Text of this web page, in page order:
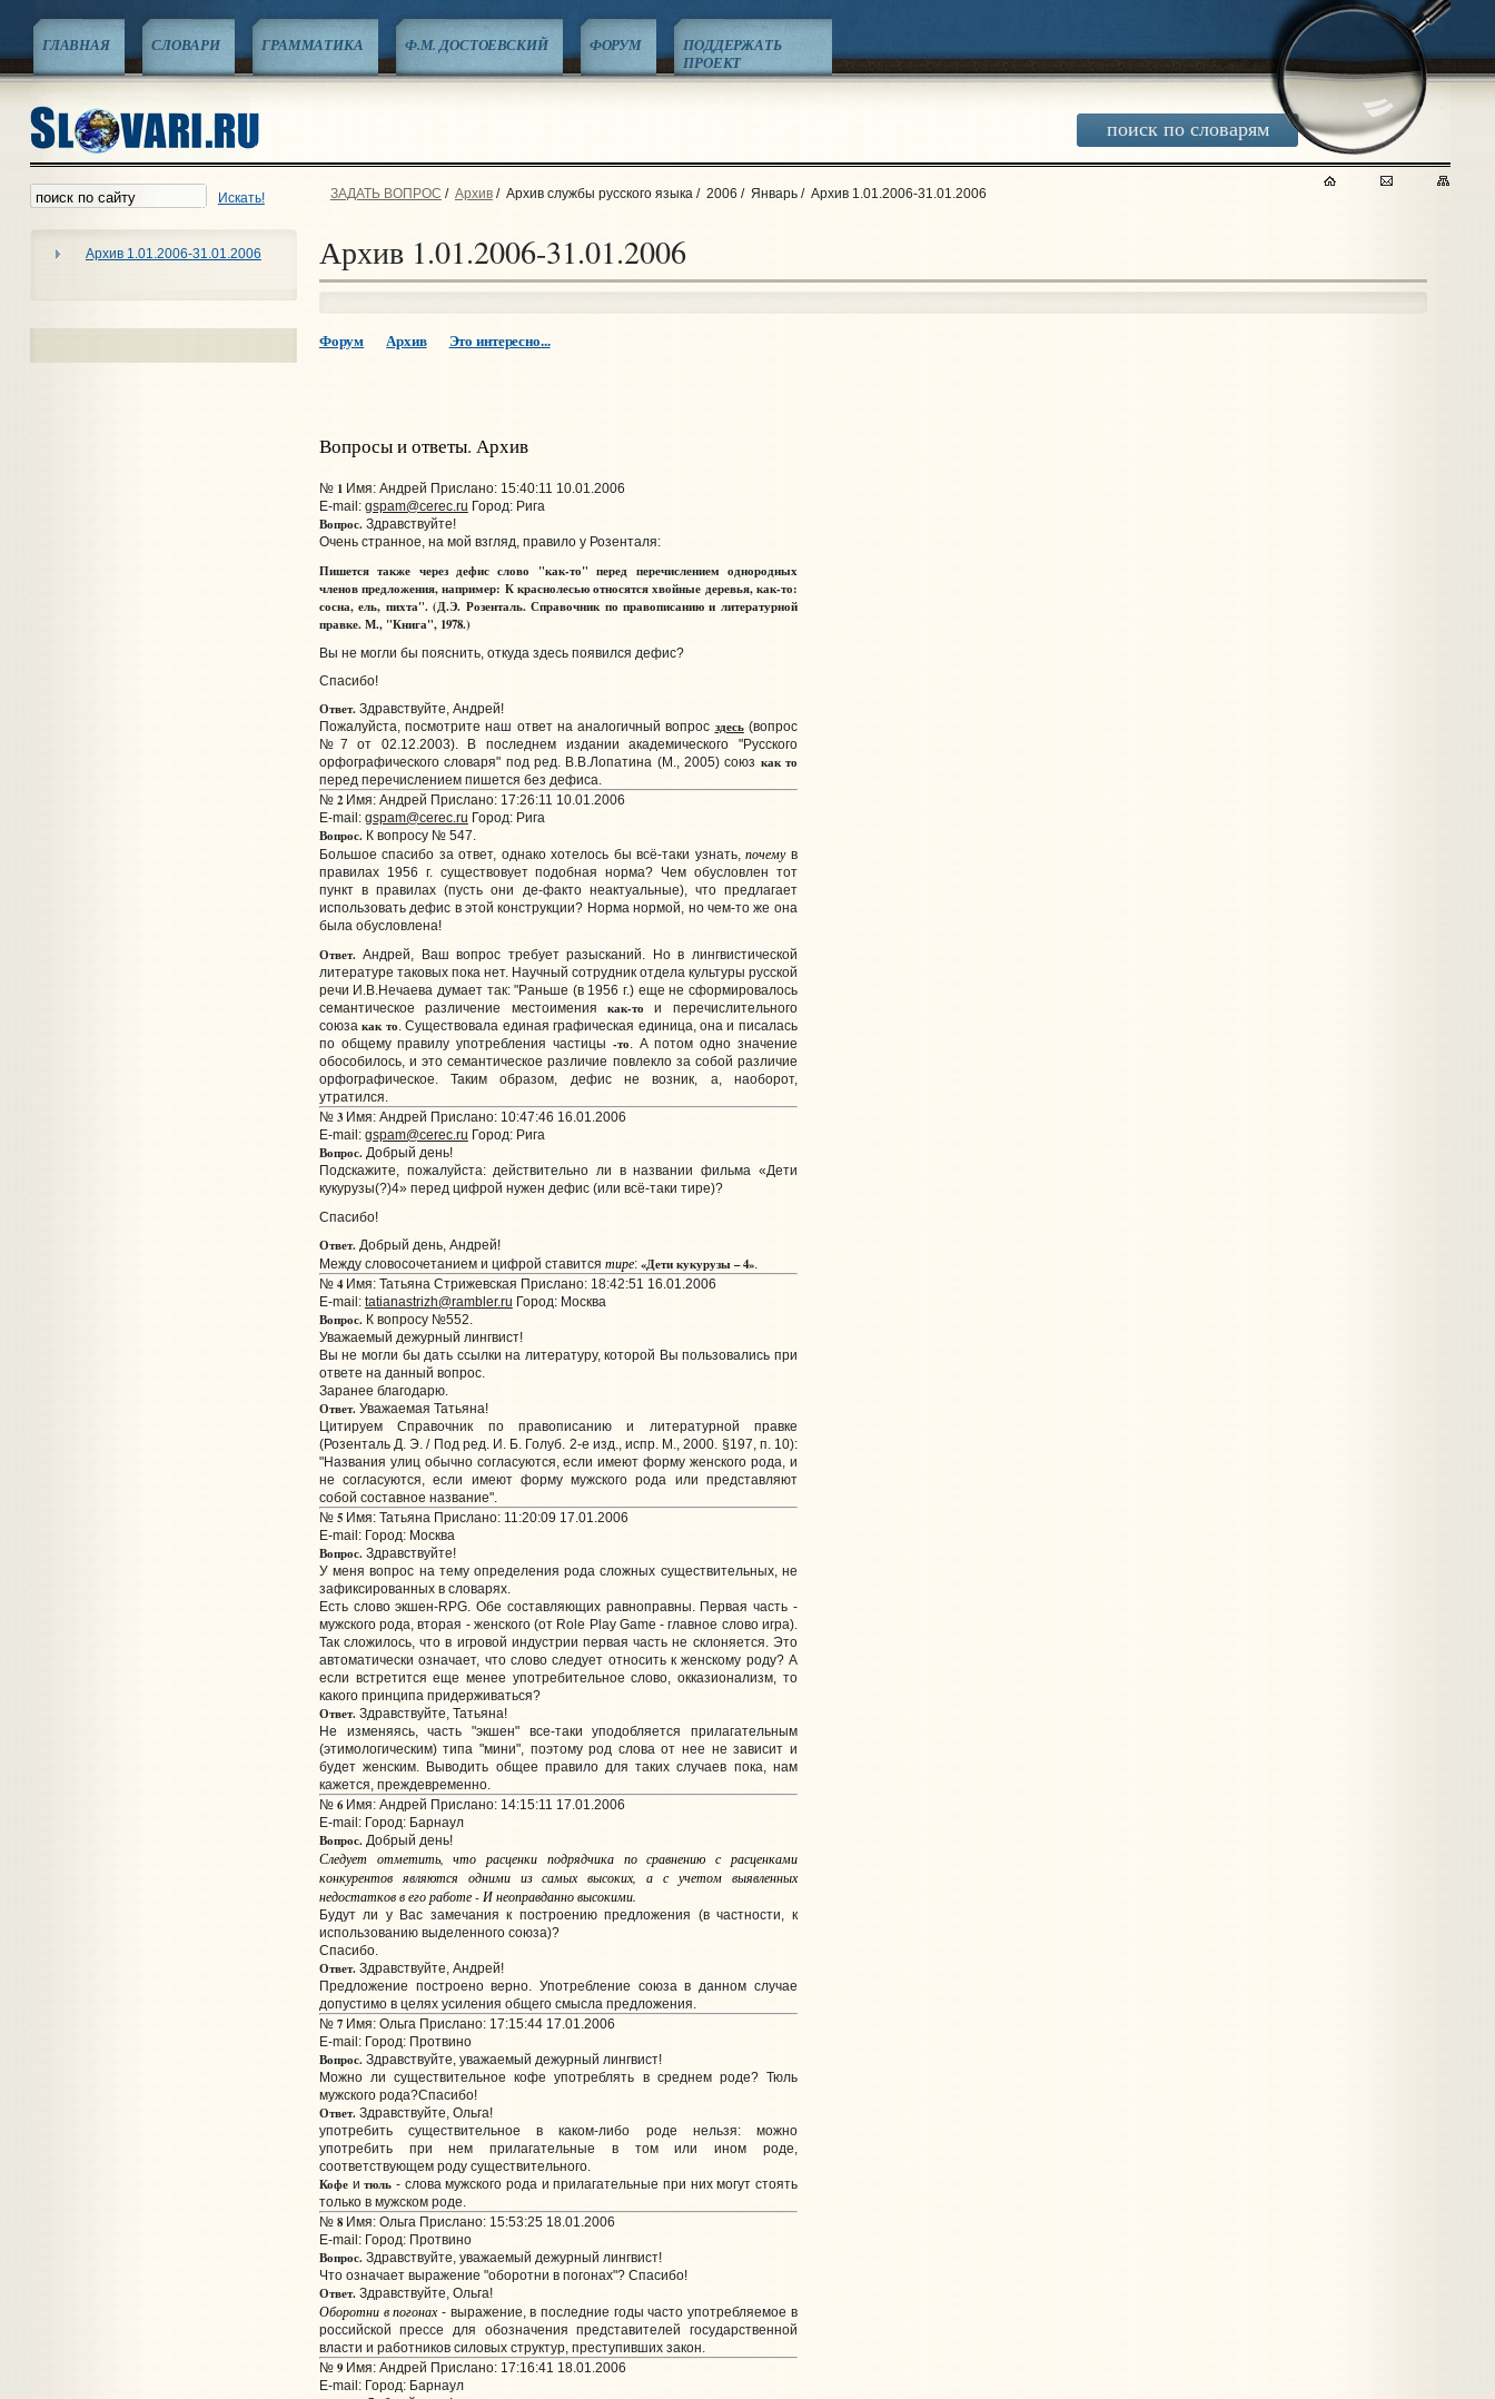
поиск по словарям
ГЛАВНАЯ СЛОВАРИ ГРАММАТИКА Ф.М. ДОСТОЕВСКИЙ ФОРУМ
ПОДДЕРЖАТЬ
ПРОЕКТ
Искать!
Архив 1.01.2006-31.01.2006
ЗАДАТЬ ВОПРОС / Архив/ Архив службы русского языка/ 2006 / Январь/ Архив 1.01.2006-31.01.2006
Архив 1.01.2006-31.01.2006
Форум Архив Это интересно...
Вопросы и ответы. Архив
№ 1Имя: Андрей Прислано: 15:40:11 10.01.2006
E-mail: gspam@cerec.ru Город: Рига
Вопрос.Здравствуйте!
Очень странное, на мой взгляд, правило у Розенталя:
Пишется также через дефис слово "как-то" перед перечислением однородных
членов предложения, например: К краснолесью относятся хвойные деревья, как-то:
сосна, ель, пихта". (Д.Э. Розенталь. Справочник по правописанию и литературной
правке. М., "Книга", 1978.)
Вы не могли бы пояснить, откуда здесь появился дефис?
Спасибо!
Ответ.Здравствуйте, Андрей!
Пожалуйста, посмотрите наш ответ на аналогичный вопрос здесь(вопрос
№7 от 02.12.2003). В последнем издании академического "Русского
орфографического словаря" под ред. В.В.Лопатина (М., 2005) союз как то
перед перечислением пишется без дефиса.
№ 2Имя: Андрей Прислано: 17:26:11 10.01.2006
E-mail: gspam@cerec.ru Город: Рига
Вопрос.К вопросу № 547.
Большое спасибо за ответ, однако хотелось бы всё-таки узнать,почемув
правилах 1956 г. существовует подобная норма? Чем обусловлен тот
пункт в правилах (пусть они де-факто неактуальные), что предлагает
использовать дефис в этой конструкции? Норма нормой, но чем-то же она
была обусловлена!
Ответ.Андрей, Ваш вопрос требует разысканий. Но в лингвистической
литературе таковых пока нет. Научный сотрудник отдела культуры русской
речи И.В.Нечаева думает так: "Раньше (в 1956 г.) еще не сформировалось
семантическое различение местоимениякак-то и перечислительного
союзакак то. Существовала единая графическая единица, она и писалась
по общему правилу употребления частицы -то. А потом одно значение
обособилось, и это семантическое различие повлекло за собой различие
орфографическое. Таким образом, дефис не возник, а, наоборот,
утратился.
№ 3Имя: Андрей Прислано: 10:47:46 16.01.2006
E-mail: gspam@cerec.ru Город: Рига
Вопрос.Добрый день!
Подскажите, пожалуйста: действительно ли в названии фильма «Дети
кукурузы(?)4» перед цифрой нужен дефис (или всё-таки тире)?
Спасибо!
Ответ.Добрый день, Андрей!
Между словосочетанием и цифрой ставится тире: «Дети кукурузы – 4».
№ 4Имя: Татьяна Стрижевская Прислано: 18:42:51 16.01.2006
E-mail: tatianastrizh@rambler.ru Город: Москва
Вопрос.К вопросу №552.
Уважаемый дежурный лингвист!
Вы не могли бы дать ссылки на литературу, которой Вы пользовались при
ответе на данный вопрос.
Заранее благодарю.
Ответ.Уважаемая Татьяна!
Цитируем Справочник по правописанию и литературной правке
(Розенталь Д. Э. / Под ред. И. Б. Голуб. 2-е изд., испр. М., 2000. §197, п. 10):
"Названия улиц обычно согласуются, если имеют форму женского рода, и
не согласуются, если имеют форму мужского рода или представляют
собой составное название".
№ 5Имя: Татьяна Прислано: 11:20:09 17.01.2006
E-mail: Город: Москва
Вопрос.Здравствуйте!
У меня вопрос на тему определения рода сложных существительных, не
зафиксированных в словарях.
Есть слово экшен-RPG. Обе составляющих равноправны. Первая часть -
мужского рода, вторая - женского (от Role Play Game - главное слово игра).
Так сложилось, что в игровой индустрии первая часть не склоняется. Это
автоматически означает, что слово следует относить к женскому роду? А
если встретится еще менее употребительное слово, окказионализм, то
какого принципа придерживаться?
Ответ.Здравствуйте, Татьяна!
Не изменяясь, часть "экшен" все-таки уподобляется прилагательным
(этимологическим) типа "мини", поэтому род слова от нее не зависит и
будет женским. Выводить общее правило для таких случаев пока, нам
кажется, преждевременно.
№ 6Имя: Андрей Прислано: 14:15:11 17.01.2006
E-mail: Город: Барнаул
Вопрос.Добрый день!
Следует отметить, что расценки подрядчика по сравнению с расценками
конкурентов являются одними из самых высоких, а с учетом выявленных
недостатков в его работе - И неоправданно высокими.
Будут ли у Вас замечания к построению предложения (в частности, к
использованию выделенного союза)?
Спасибо.
Ответ.Здравствуйте, Андрей!
Предложение построено верно. Употребление союза в данном случае
допустимо в целях усиления общего смысла предложения.
№ 7Имя: Ольга Прислано: 17:15:44 17.01.2006
E-mail: Город: Протвино
Вопрос.Здравствуйте, уважаемый дежурный лингвист!
Можно ли существительное кофе употреблять в среднем роде? Тюль
мужского рода?Спасибо!
Ответ.Здравствуйте, Ольга!
употребить существительное в каком-либо роде нельзя: можно
употребить при нем прилагательные в том или ином роде,
соответствующем роду существительного.
Кофеитюль - слова мужского рода и прилагательные при них могут стоять
только в мужском роде.
№ 8Имя: Ольга Прислано: 15:53:25 18.01.2006
E-mail: Город: Протвино
Вопрос.Здравствуйте, уважаемый дежурный лингвист!
Что означает выражение "оборотни в погонах"? Спасибо!
Ответ.Здравствуйте, Ольга!
Оборотни в погонах- выражение, в последние годы часто употребляемое в
российской прессе для обозначения представителей государственной
власти и работников силовых структур, преступивших закон.
№ 9Имя: Андрей Прислано: 17:16:41 18.01.2006
E-mail: Город: Барнаул